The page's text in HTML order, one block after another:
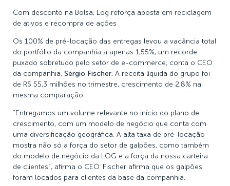
Com desconto na Bolsa, Log reforça aposta em reciclagem
de ativos e recompra de ações
Os 100% de pré-locação das entregas levou a vacância total
do portfólio da companhia a apenas 1,55%, um recorde
puxado sobretudo pelo setor de e-commerce, conta o CEO
da companhia, Sérgio Fischer. A receita líquida do grupo foi
de R$ 55,3 milhões no trimestre, crescimento de 2,8% na
mesma comparação.
“Entregamos um volume relevante no início do plano de
crescimento, com um modelo de negócio que conta com
uma diversificação geográfica. A alta taxa de pré-locação
mostra não só a força do setor de galpões, como também
do modelo de negócio da LOG e a força da nossa carteira
de clientes”, afirma o CEO. Fischer afirma que os galpões
foram locados para clientes da base da companhia.